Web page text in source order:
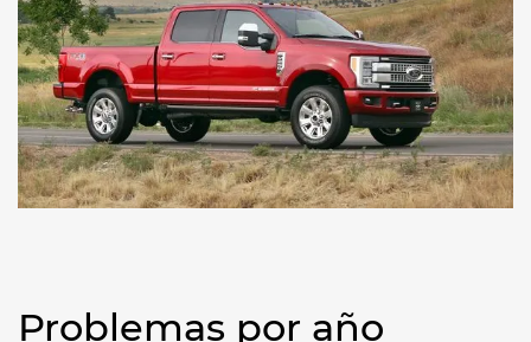
Problemas por año